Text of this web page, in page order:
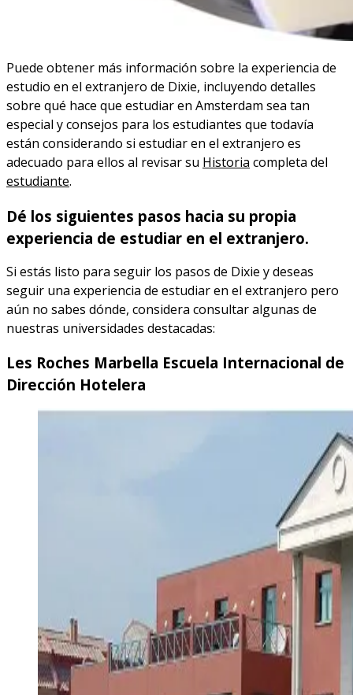
Puede obtener más información sobre la experiencia de
estudio en el extranjero de Dixie, incluyendo detalles
sobre qué hace que estudiar en Amsterdam sea tan
especial y consejos para los estudiantes que todavía
están considerando si estudiar en el extranjero es
adecuado para ellos al revisar su Historia completa del
estudiante.
Dé los siguientes pasos hacia su propia
experiencia de estudiar en el extranjero.
Si estás listo para seguir los pasos de Dixie y deseas
seguir una experiencia de estudiar en el extranjero pero
aún no sabes dónde, considera consultar algunas de
nuestras universidades destacadas:
Les Roches Marbella Escuela Internacional de
Dirección Hotelera